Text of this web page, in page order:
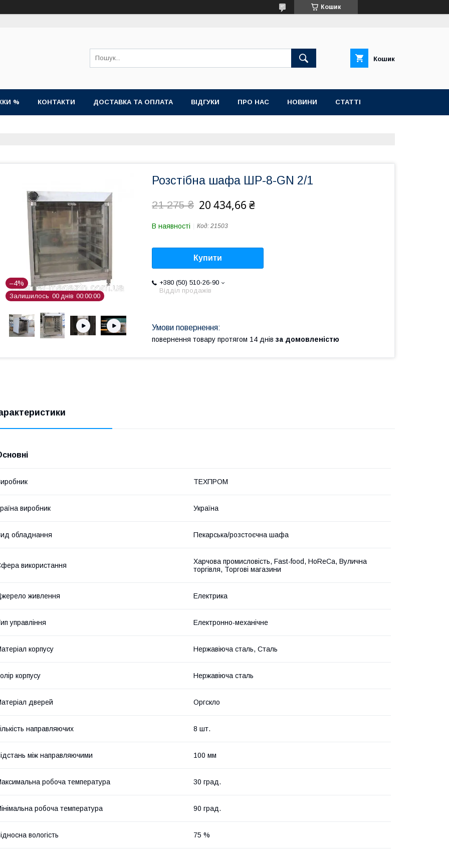
Кошик
Кошик
% КОНТАКТИ ДОСТАВКА ТА ОПЛАТА ВІДГУКИ ПРО НАС НОВИНИ СТАТТІ
–4%
Залишилось 00 днів 00 00 00
Розстібна шафа ШР-8-GN 2/1
21 275 ₴ 20 434,66 ₴
В наявності Код: 21503
Купити
+380 (50) 510-26-90
Відділ продажів
повернення товару протягом 14 днів за домовленістю
ТЕХПРОМ
виробник Україна
обладнання Пекарська/розстоєчна шафа
використання
Харчова промисловість, Fast-food, HoReCa, Вулична
торгівля, Торгові магазини
живлення Електрика
управління Електронно-механічне
корпусу Нержавіюча сталь, Сталь
корпусу Нержавіюча сталь
дверей Оргскло
направляючих 8 шт.
між направляючими 100 мм
робоча температура 30 град.
робоча температура 90 град.
вологість 75 %